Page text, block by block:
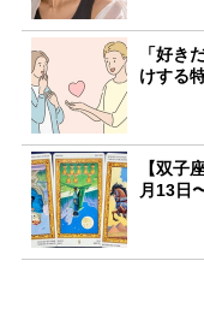
「好き
けする
【双子
月13日